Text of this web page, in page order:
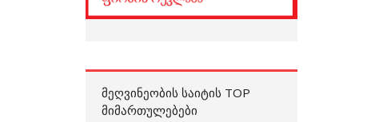
ᲛᲔᲦᲕᲘᲜᲔᲝᲑᲘᲡ ᲡᲐᲘᲢᲘᲡ TOP
ᲛᲘᲛᲐᲠᲗᲣᲚᲔᲑᲔᲑᲘ